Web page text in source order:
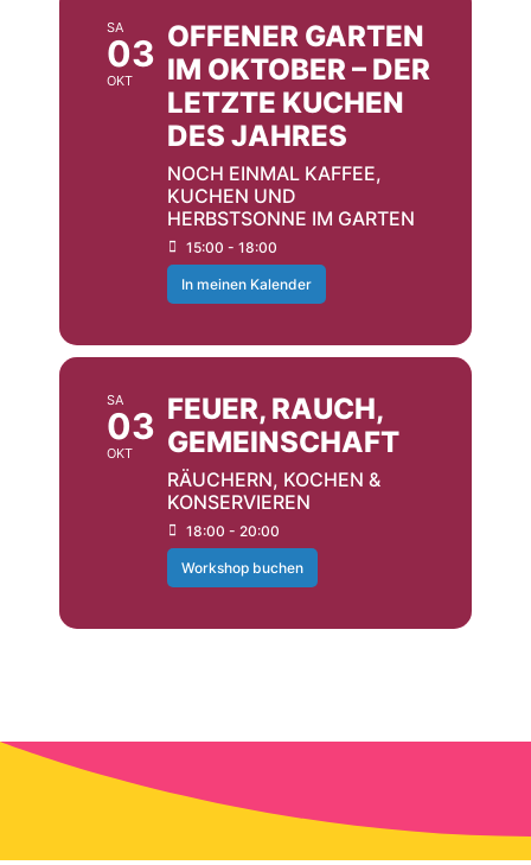
SA
03
OKT
OFFENER GARTEN
IM OKTOBER – DER
LETZTE KUCHEN
DES JAHRES
NOCH EINMAL KAFFEE,
KUCHEN UND
HERBSTSONNE IM GARTEN
15:00 - 18:00
In meinen Kalender
SA
03
OKT
FEUER, RAUCH,
GEMEINSCHAFT
RÄUCHERN, KOCHEN &
KONSERVIEREN
18:00 - 20:00
Workshop buchen